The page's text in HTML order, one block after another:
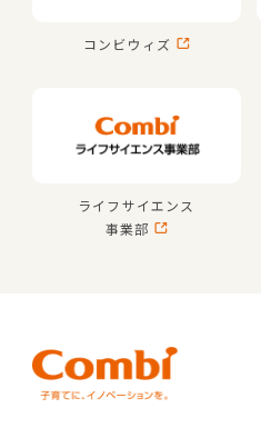
コンビウィズ
ライフサイエンス
事業部